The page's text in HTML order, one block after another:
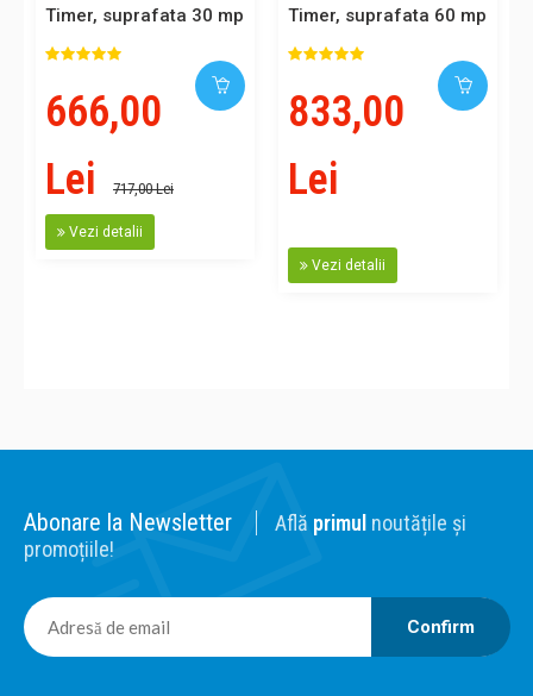
Timer, suprafata 30 mp
666,00
Lei
717,00 Lei
Vezi detalii
Timer, suprafata 60 mp
833,00
Lei
Vezi detalii
Abonare la Newsletter Află primul noutățile și
promoțiile!
Confirm